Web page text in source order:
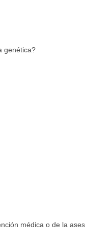
genética?
médica o de la